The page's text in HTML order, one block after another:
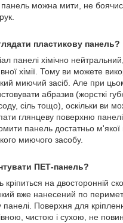
можна мити, не
пластикову панель?
панелі хімічно
хімії. Тому ви можете
миючий засіб. Але при
абразив (жорсткі
сіль тощо), оскільки ви
глянцеву поверхню
панель достатньо м'якої
миючого засобу.
ПЕТ-панель?
кріпиться на двосторонній
вже нанесений по
панелі. Поверхня для
чистою і сухою, не